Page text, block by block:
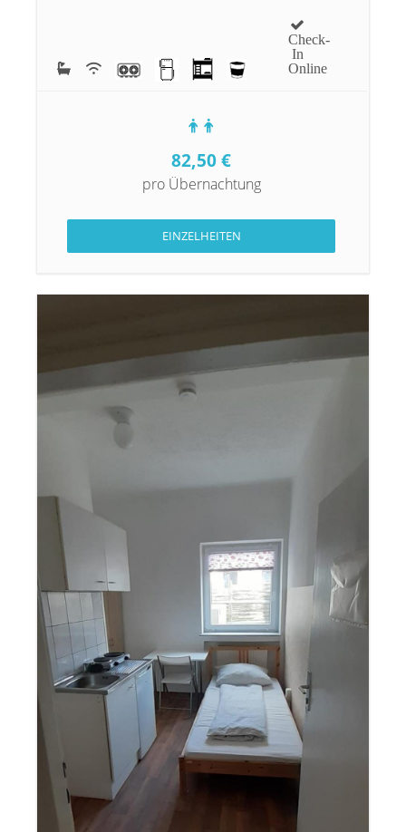
Check-
In
Online
82,50€
pro Übernachtung
EINZELHEITEN